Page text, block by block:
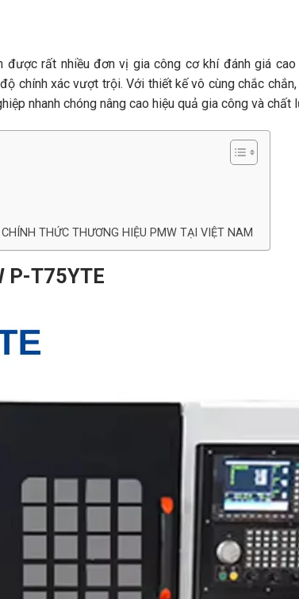
được rất nhiều đơn vị gia công cơ khí đánh giá
chính xác vượt trội. Với thiết kế vô cùng chắc
nhanh chóng nâng cao hiệu quả gia công và chất
THỨC THƯƠNG HIỆU PMW TẠI VIỆT NAM
P-T75YTE